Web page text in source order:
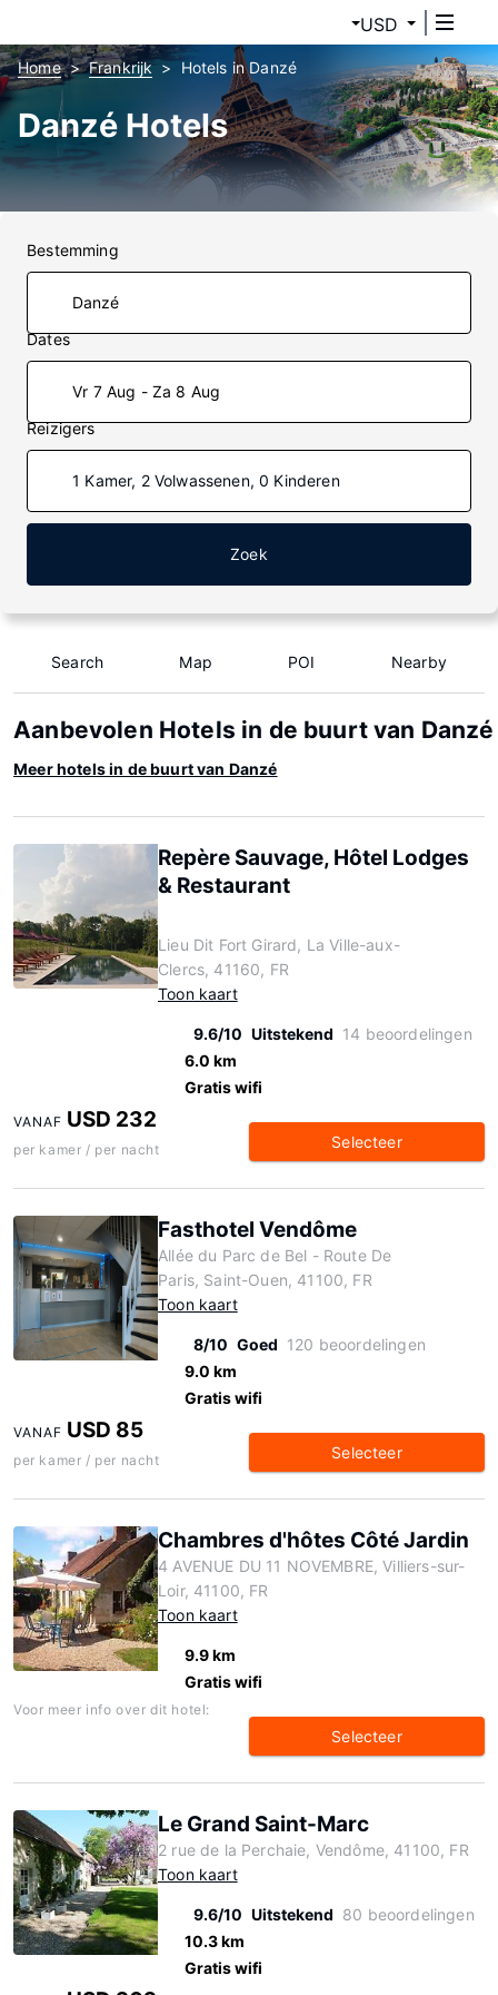
USD
Home Frankrijk Hotels in Danzé
Danzé Hotels
Bestemming
Dates
Vr 7 Aug - Za 8 Aug
Reizigers
1 Kamer, 2 Volwassenen, 0 Kinderen
Zoek
Search Map POI Nearby
Aanbevolen Hotels in de buurt van Danzé
Meer hotels in de buurt van Danzé
Repère Sauvage, Hôtel Lodges
& Restaurant
Lieu Dit Fort Girard, La Ville-aux-
Clercs, 41160, FR
Toon kaart
9.6/10 Uitstekend 14 beoordelingen
6.0 km
Gratis wifi
VANAF USD 232
per kamer / per nacht Selecteer
Fasthotel Vendôme
Allée du Parc de Bel - Route De
Paris, Saint-Ouen, 41100, FR
Toon kaart
8/10 Goed 120 beoordelingen
9.0 km
Gratis wifi
VANAF USD 85
per kamer / per nacht Selecteer
Chambres d'hôtes Côté Jardin
4 AVENUE DU 11 NOVEMBRE, Villiers-sur-
Loir, 41100, FR
Toon kaart
9.9 km
Gratis wifi
Voor meer info over dit hotel:
Selecteer
Le Grand Saint-Marc
2 rue de la Perchaie, Vendôme, 41100, FR
Toon kaart
9.6/10 Uitstekend 80 beoordelingen
10.3 km
Gratis wifi